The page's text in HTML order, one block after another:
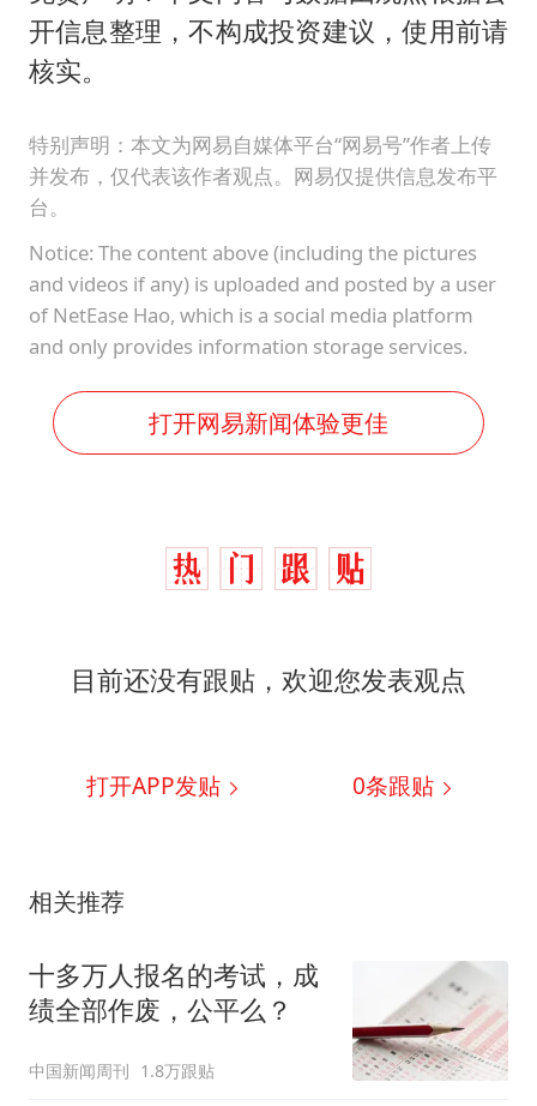
开信息整理，不构成投资建议，使用前请
核实。
特别声明：本文为网易自媒体平台“网易号”作者上传
并发布，仅代表该作者观点。网易仅提供信息发布平
台。
Notice: The content above (including the pictures
and videos if any) is uploaded and posted by a user
of NetEase Hao, which is a social media platform
and only provides information storage services.
打开网易新闻体验更佳
目前还没有跟贴，欢迎您发表观点
打开APP发贴 0条跟贴
相关推荐
十多万人报名的考试，成
绩全部作废，公平么？
中国新闻周刊 1.8万跟贴